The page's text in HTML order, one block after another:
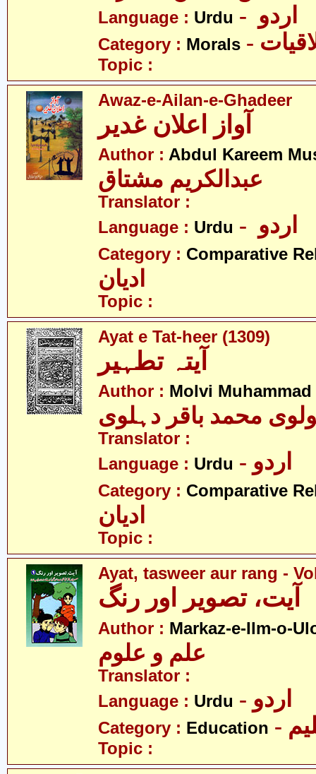
Language : Urdu
Category : Morals
Topic :
Awaz-e-Ailan-e-Ghadeer
Author : Abdul Kareem
عبدالکریم مشتاق
Translator :
Language : Urdu
Category : Comparative
ادیان
Topic :
Ayat e Tat-heer (1309)
آیتہ تطہیر
Author : Molvi
محمد باقر دہلوی
Translator :
Language : Urdu - اردو
Category : Comparative
ادیان
Topic :
Ayat, tasweer aur rang -
آیت، تصویر اور رنگ
Author : Markaz-e-Ilm-o-
علم و علوم
Translator :
Language : Urdu - اردو
Category : Education
Topic :